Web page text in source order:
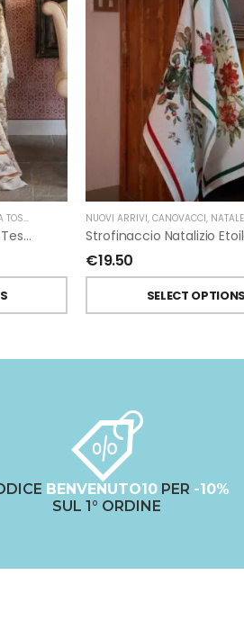
TELERIE
Mezzero Mudra In Lino Di Tessitura Toscana Telerie
NUOVI ARRIVI,CANOVACCI, NATALE
€19.50
SELECT OPTIONS
BENVENUTO10 PER -10%
SUL 1° ORDINE